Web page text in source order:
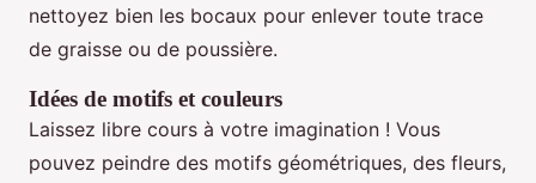
nettoyez bien les bocaux pour enlever toute trace
de graisse ou de poussière.
Idées de motifs et couleurs
Laissez libre cours à votre imagination ! Vous
pouvez peindre des motifs géométriques, des fleurs,